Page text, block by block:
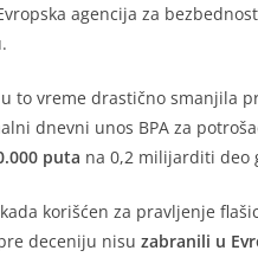
agencija za bezbednost
u to vreme drastično smanjila
dnevni unos BPA za
puta na 0,2 milijarditi deo
korišćen za pravljenje
deceniju nisu zabranili u